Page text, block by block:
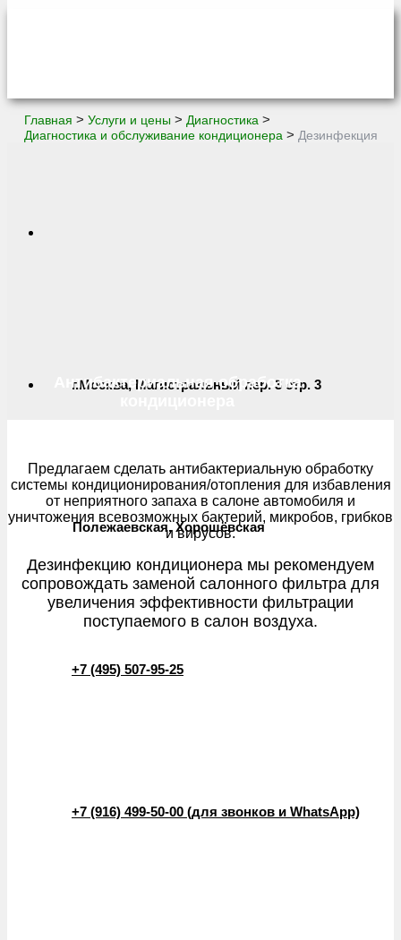
г.Москва, Магистральный пер. 3 стр. 3
Полежаевская, Хорошёвская
+7 (495) 507-95-25
+7 (916) 499-50-00 (для звонков и WhatsApp)
Главная > Услуги и цены > Диагностика >
Диагностика и обслуживание кондиционера > Дезинфекция
Антибактериальная обработка
Предлагаем сделать антибактериальную обработку
системы кондиционирования/отопления для избавления
от неприятного запаха в салоне автомобиля и
уничтожения всевозможных бактерий, микробов, грибков
и вирусов.
Дезинфекцию кондиционера мы рекомендуем
сопровождать заменой салонного фильтра для
увеличения эффективности фильтрации
поступаемого в салон воздуха.